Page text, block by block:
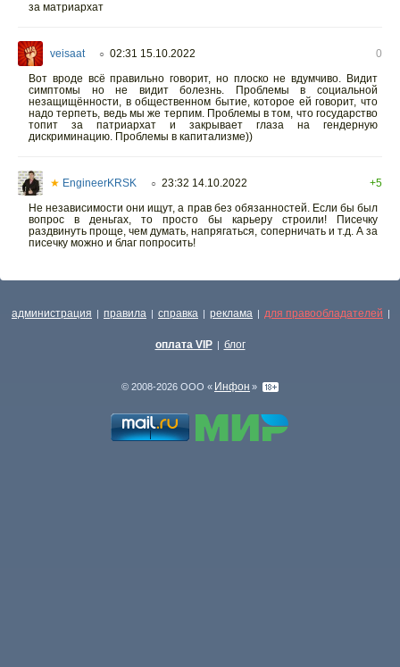
за матриархат
veisaat ○ 02:31 15.10.2022
0
Вот вроде всё правильно говорит, но плоско не вдумчиво. Видит
симптомы но не видит болезнь. Проблемы в социальной
незащищённости, в общественном бытие, которое ей говорит, что
надо терпеть, ведь мы же терпим. Проблемы в том, что государство
топит за патриархат и закрывает глаза на гендерную
дискриминацию. Проблемы в капитализме))
★ EngineerKRSK ○ 23:32 14.10.2022
+5
Не независимости они ищут, а прав без обязанностей. Если бы был
вопрос в деньгах, то просто бы карьеру строили! Писечку
раздвинуть проще, чем думать, напрягаться, соперничать и т.д. А за
писечку можно и благ попросить!
администрация | правила | справка | реклама | для правообладателей |
оплата VIP | блог
© 2008-2026 ООО « Инфон »